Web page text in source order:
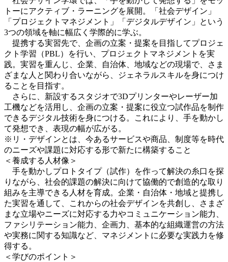
トーにアクティブ・ラーニングを展開。「社会デザイン」
「プロジェクトマネジメント」「デジタルデザイン」という
3つの領域を軸に幅広く学際的に学ぶ。
提携する実習先で、企画の立案・提案を目指してプロジェ
クト学習（PBL）を行い、プロジェクトマネジメントを実
践。実習を重んじ、企業、自治体、地域などの現場で、さま
ざまな人と関わり合いながら、ジェネラルスキルを身につけ
ることを目指す。
さらに、新設するスタジオで3Dプリンターやレーザー加
工機などを活用し、企画の立案・提案に役立つ試作品を制作
できるデジタル技術を身につける。これにより、手を動かし
て発想でき、表現の幅が広がる。
※リ・デザインとは、今あるサービスや商品、制度等を時代
のニーズや課題に対応する形で新たに構築すること
＜養成する人材像＞
手を動かしプロトタイプ（試作）を作って解決の糸口を探
りながら、社会的課題の解決に向けて協働的で創造的な取り
組みを主導できる人材を育成。企業・自治体・地域と提携し
た実習を通して、これからの社会デザインを共創し、さまざ
まな立場やニーズに対応する力やコミュニケーション能力、
ファシリテーション能力、企画力、基本的な組織運営の方法
や実務に関する知識など、マネジメントに必要な実践力を修
得する。
＜学びのポイント＞